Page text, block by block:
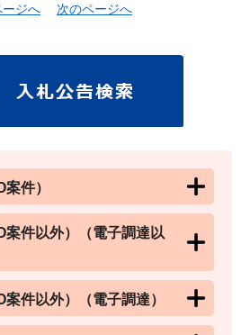
ジへ 次のページへ
件）
案件以外）（電子調達以
案件以外）（電子調達）